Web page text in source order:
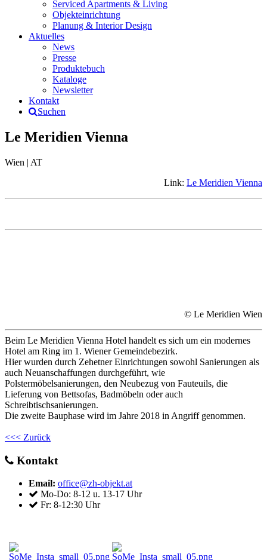
Serviced Apartments & Living
Objekteinrichtung
Planung & Interior Design
Aktuelles
News
Presse
Produktebuch
Kataloge
Newsletter
Kontakt
Suchen
Le Meridien Vienna
Wien | AT
Link: Le Meridien Vienna
© Le Meridien Wien
Beim Le Meridien Vienna Hotel handelt es sich um ein modernes
Hotel am Ring im 1. Wiener Gemeindebezirk.
Hier wurden durch Zehetner Einrichtungen sowohl Sanierungen als
auch Neuanschaffungen durchgeführt, wie
Polstermöbelsanierungen, den Neubezug von Fauteuils, die
Lieferung von Bettsofas, Badmöbeln oder auch
Schreibtischsanierungen.
Die zweite Bauphase wird im Jahre 2018 in Angriff genommen.
<<< Zurück
Kontakt
Email: office@zh-objekt.at
Mo-Do: 8-12 u. 13-17 Uhr
Fr: 8-12:30 Uhr